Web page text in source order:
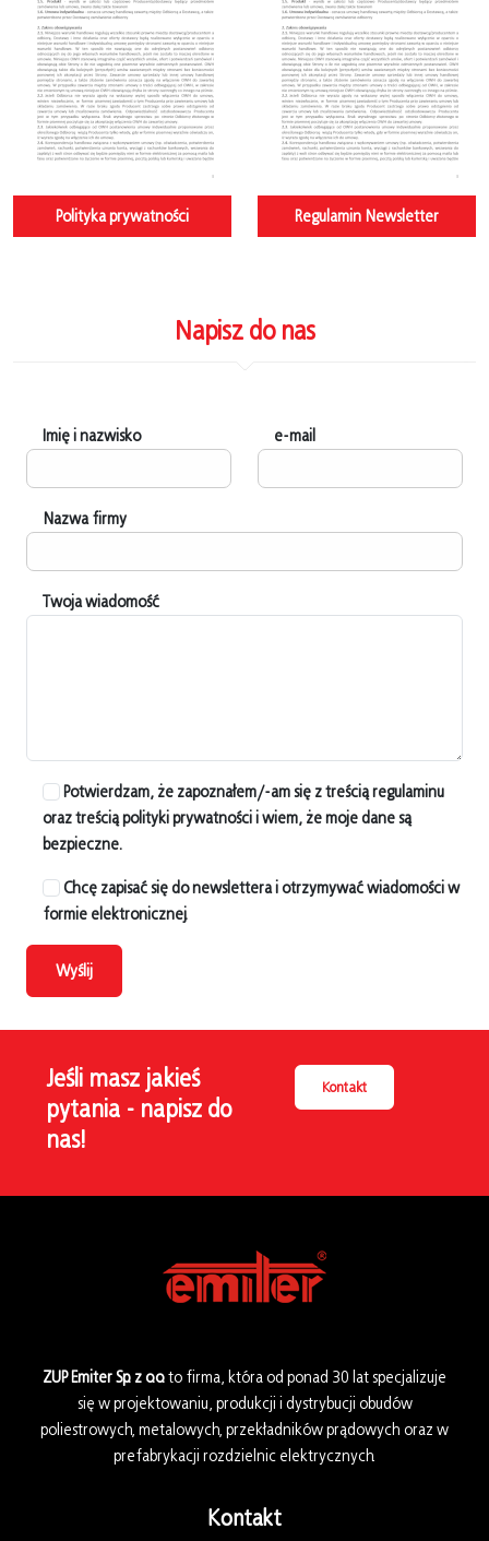
Polityka prywatności Regulamin Newsletter
Napisz do nas
Imię i nazwisko e-mail
Nazwa firmy
Twoja wiadomość
Potwierdzam, że zapoznałem/-am się z treścią regulaminu
oraz treścią polityki prywatności i wiem, że moje dane są
bezpieczne.
Chcę zapisać się do newslettera i otrzymywać wiadomości w
formie elektronicznej.
Wyślij
Jeśli masz jakieś
pytania - napisz do
nas!
Kontakt
ZUP Emiter Sp. z o.o.to firma, która od ponad 30 lat specjalizuje
się w projektowaniu, produkcji i dystrybucji obudów
poliestrowych, metalowych, przekładników prądowych oraz w
prefabrykacji rozdzielnic elektrycznych.
Kontakt